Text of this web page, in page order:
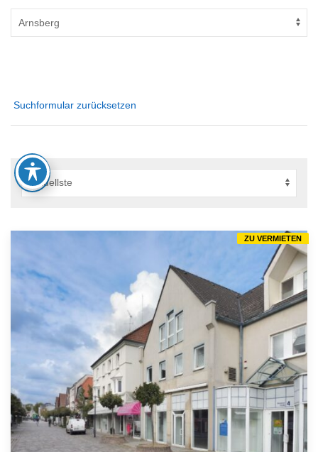
Suchformular zurücksetzen
ZU VERMIETEN